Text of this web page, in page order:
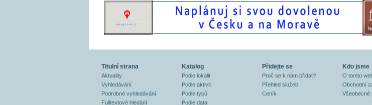
Titulní strana
Aktuality
Vyhledávání
Podrobné vyhledávání
Fulltextové hledání
Katalog
Podle lokalit
Podle aktivit
Podle typů
Podle data
Přidejte se
Proč se k nám přidat?
Přehled služeb
Ceník
Kdo jsme
O tomto
Obchodní
Všeobecné